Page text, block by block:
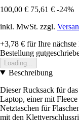
100,00 € 75,61 € -24%
inkl. MwSt. zzgl.
+3,78 € für Ihre nächste
Bestellung
Loading...
Beschreibung
Dieser Rucksack für
Laptop, einer mit
Netztaschen für
mit den